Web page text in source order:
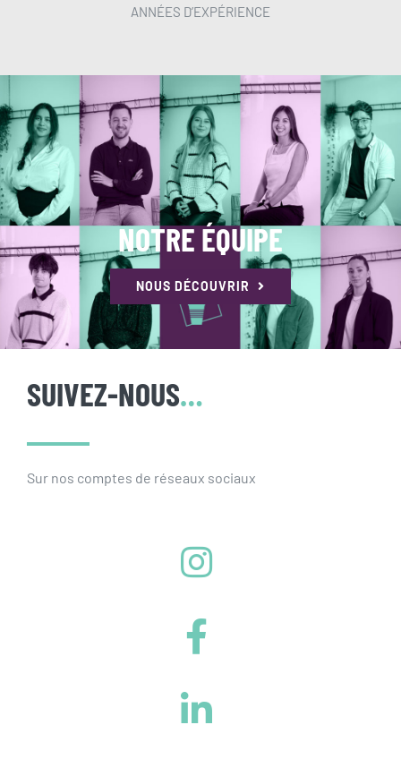
ANNÉES D’EXPÉRIENCE
NOTRE ÉQUIPE
NOUS DÉCOUVRIR
SUIVEZ-NOUS…
Sur nos comptes de réseaux sociaux